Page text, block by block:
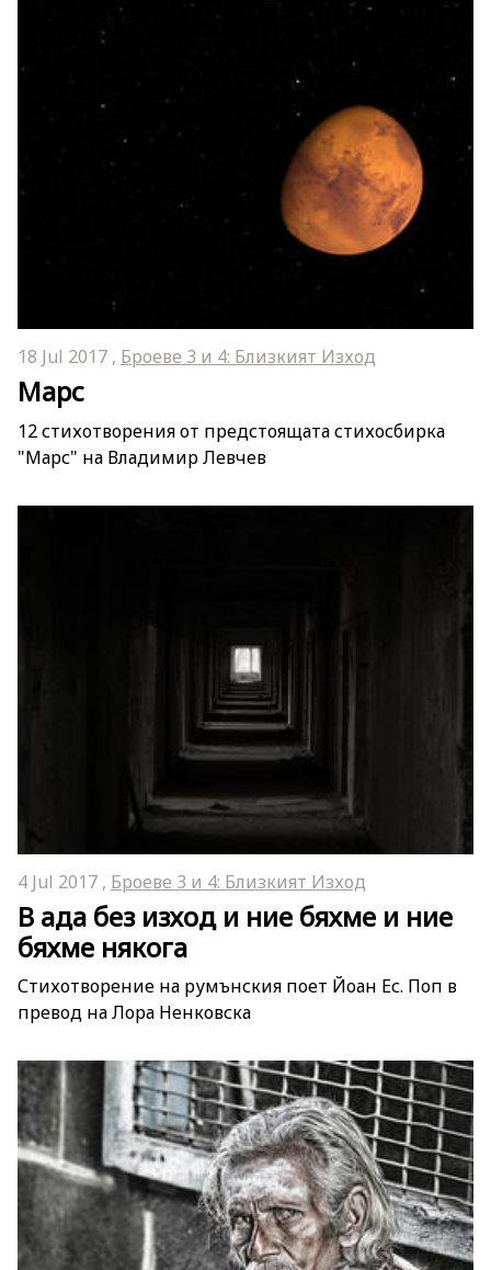
18 Jul 2017 , Броеве 3 и 4: Близкият Изход
Марс
12 стихотворения от предстоящата стихосбирка
"Марс" на Владимир Левчев
4 Jul 2017 , Броеве 3 и 4: Близкият Изход
В ада без изход и ние бяхме и ние
бяхме някога
Стихотворение на румънския поет Йоан Ес. Поп в
превод на Лора Ненковска